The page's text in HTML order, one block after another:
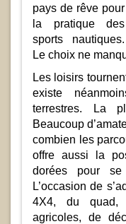
pays de rêve pour
la pratique des
sports nautiques.
Le choix ne
Les loisirs
existe
terrestres. La
Beaucoup
combien les
offre aussi la
dorées pour
L’occasion de
4X4, du quad,
agricoles, de